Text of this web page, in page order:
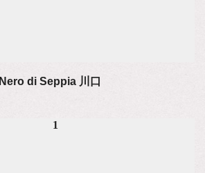
Nero di Seppia 川口